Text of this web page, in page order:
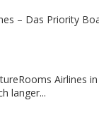
Airlines
langer...